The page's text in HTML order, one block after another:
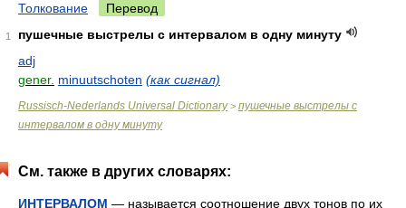
Толкование Перевод
1
пушечные выстрелы с интервалом в одну минуту
adj
gener. minuutschoten (как сигнал)
Russisch-Nederlands Universal Dictionary> пушечные выстрелы с
интервалом в одну минуту
См. также в других словарях:
ИНТЕРВАЛОМ — называется соотношение двух тонов по их